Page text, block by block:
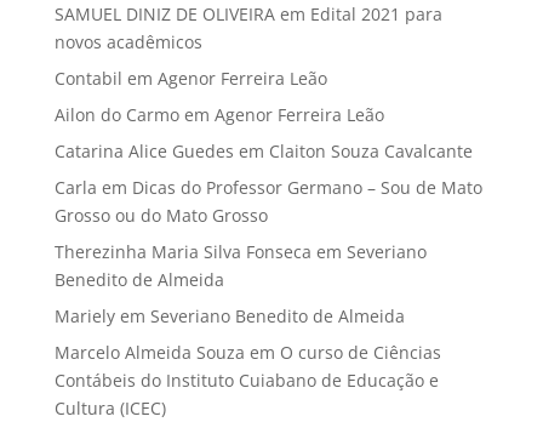
SAMUEL DINIZ DE OLIVEIRAem Edital 2021 para
novos acadêmicos
Contabil em Agenor Ferreira Leão
Ailon do Carmoem Agenor Ferreira Leão
Catarina Alice Guedes em Claiton Souza Cavalcante
Carla em Dicas do Professor Germano – Sou de Mato
Grosso ou do Mato Grosso
Therezinha Maria Silva Fonseca em Severiano
Benedito de Almeida
Marielyem Severiano Benedito de Almeida
Marcelo Almeida Souza em O curso de Ciências
Contábeis do Instituto Cuiabano de Educação e
Cultura (ICEC)